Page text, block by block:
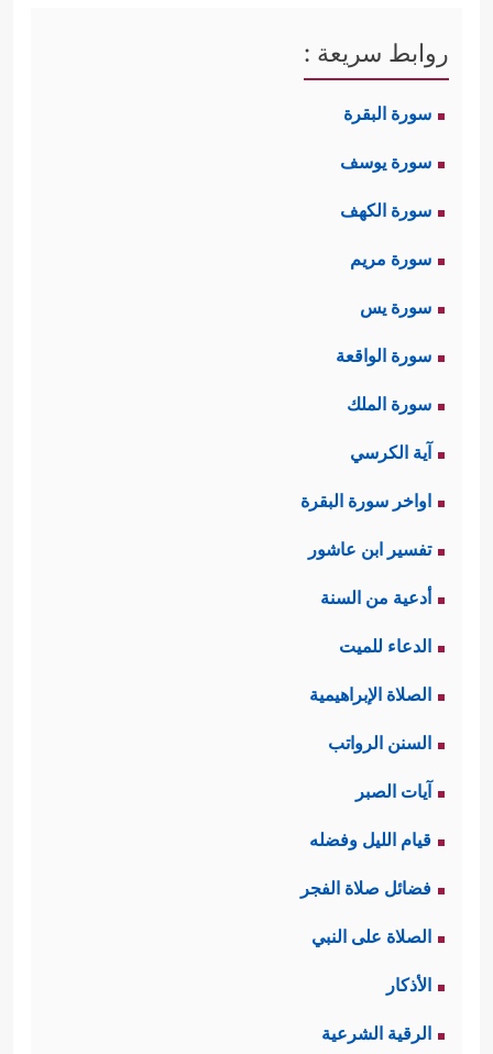
روابط سريعة :
سورة البقرة
سورة يوسف
سورة الكهف
سورة مريم
سورة يس
سورة الواقعة
سورة الملك
آية الكرسي
اواخر سورة البقرة
تفسير ابن عاشور
أدعية من السنة
الدعاء للميت
الصلاة الإبراهيمية
السنن الرواتب
آيات الصبر
قيام الليل وفضله
فضائل صلاة الفجر
الصلاة على النبي
الأذكار
الرقية الشرعية